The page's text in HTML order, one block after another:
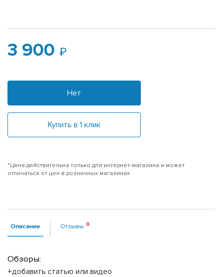
3 900
Нет
Купить в 1 клик
*Цена действительна только для интернет-магазина и может
отличаться от цен в розничных магазинах
Описание Отзывы
Обзоры:
+добавить статью или видео